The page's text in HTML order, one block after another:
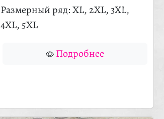
Размерный ряд: XL, 2XL, 3XL,
4XL, 5XL
Подробнее